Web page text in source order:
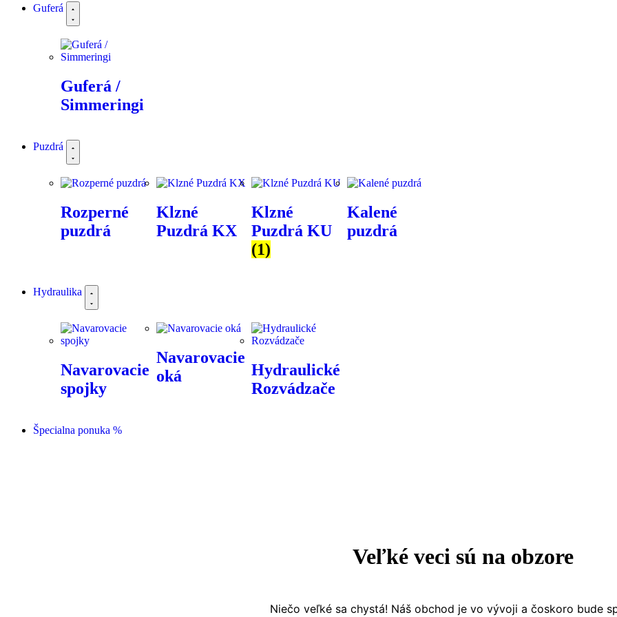
Guferá
Guferá /
Simmeringi
Puzdrá
Rozperné
puzdrá
Klzné
Puzdrá KX
Klzné
Puzdrá KU
(1)
Kalené
puzdrá
Hydraulika
Navarovacie
spojky
Navarovacie
oká
Hydraulické
Rozvádzače
Špecialna ponuka %
Veľké veci sú na obzore
Niečo veľké sa chystá! Náš obchod je vo vývoji a čoskoro bude